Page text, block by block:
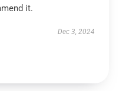
it.
Dec 3, 2024